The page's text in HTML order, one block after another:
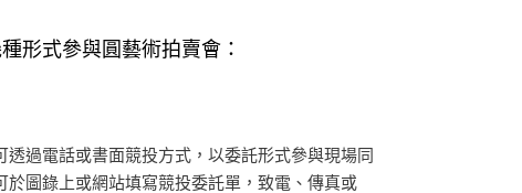
形式參與圓藝術拍賣會：
透過電話或書面競投方式，以委託形式參與現場同
於圖錄上或網站填寫競投委託單，致電、傳真或